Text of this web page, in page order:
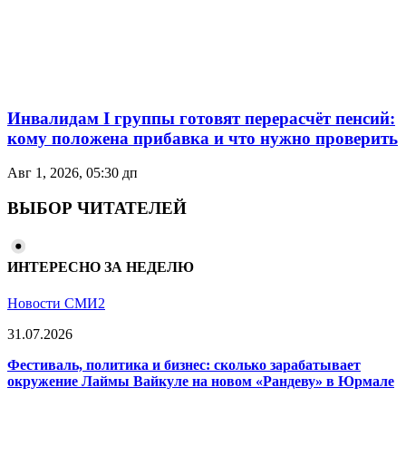
Инвалидам I группы готовят перерасчёт пенсий:
кому положена прибавка и что нужно проверить
Авг 1, 2026, 05:30 дп
ВЫБОР ЧИТАТЕЛЕЙ
ИНТЕРЕСНО ЗА НЕДЕЛЮ
Новости СМИ2
31.07.2026
Фестиваль, политика и бизнес: сколько зарабатывает
окружение Лаймы Вайкуле на новом «Рандеву» в Юрмале